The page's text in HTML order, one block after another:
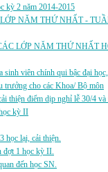
kỳ 2 năm 2014-2015
NĂM THỨ NHẤT -
LỚP NĂM THỨ NHẤT
viên chính qui bậc đại
trưởng cho các Khoa/ Bộ môn
thiện điểm dịp nghỉ lễ 30/4
kỳ II
học lại, cải thiện.
đợt 1 học kỳ II.
đến học SN.